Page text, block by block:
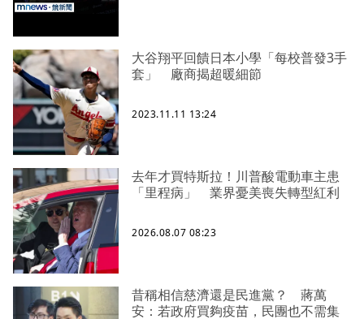
大谷翔平回饋日本小學「每校普發3手
套」 廠商揭超暖細節
2023.11.11 13:24
去年才買特斯拉！川普酸電動車主患
「里程病」 業界憂美喪失轉型紅利
2026.08.07 08:23
昔稱相信慈濟還是民進黨？ 蔣萬
安：若政府買夠疫苗，民團也不需集